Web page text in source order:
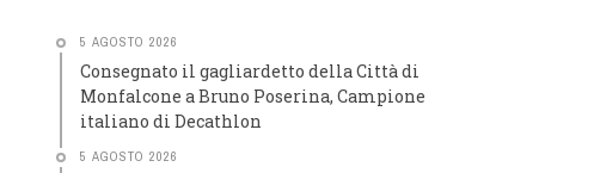
5 AGOSTO 2026
Consegnato il gagliardetto della Città di
Monfalcone a Bruno Poserina, Campione
italiano di Decathlon
5 AGOSTO 2026